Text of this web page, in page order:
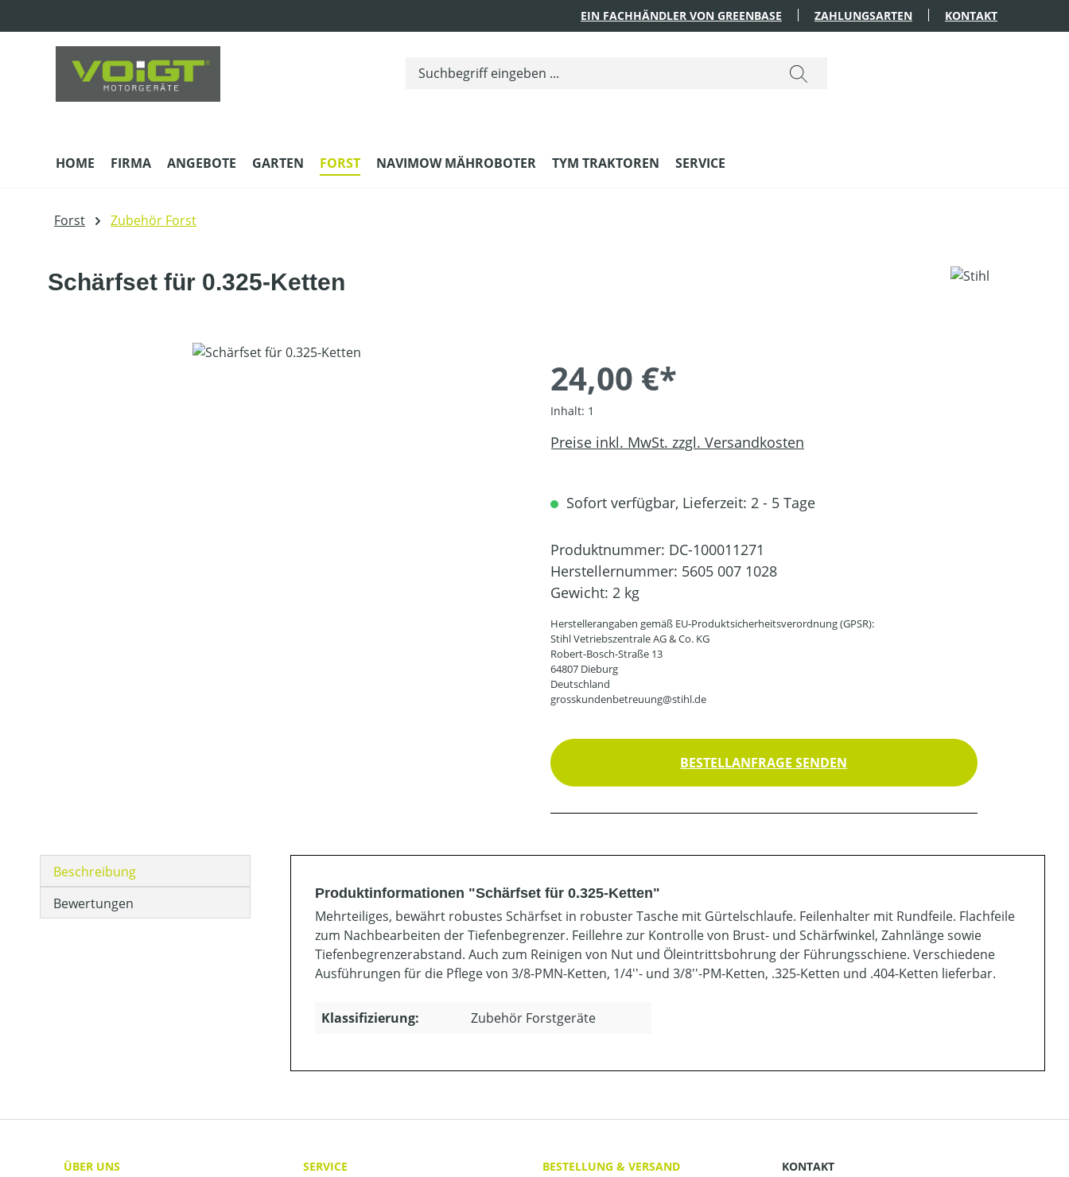
EIN FACHHÄNDLER VON GREENBASE ZAHLUNGSARTEN KONTAKT
HOME FIRMA ANGEBOTE GARTEN FORST NAVIMOW MÄHROBOTER TYM TRAKTOREN SERVICE
Forst Zubehör Forst
Schärfset für 0.325-Ketten
Bildergalerie überspringen
24,00 €*
Inhalt: 1
Preise inkl. MwSt. zzgl. Versandkosten
Sofort verfügbar, Lieferzeit: 2 - 5 Tage
Produktnummer: DC-100011271
Herstellernummer: 5605 007 1028
Gewicht: 2 kg
Herstellerangaben gemäß EU-Produktsicherheitsverordnung (GPSR):
Stihl Vetriebszentrale AG & Co. KG
Robert-Bosch-Straße 13
64807 Dieburg
Deutschland
grosskundenbetreuung@stihl.de
BESTELLANFRAGE SENDEN
Beschreibung
Bewertungen
Produktinformationen "Schärfset für 0.325-Ketten"
Mehrteiliges, bewährt robustes Schärfset in robuster Tasche mit Gürtelschlaufe. Feilenhalter mit Rundfeile. Flachfeile
zum Nachbearbeiten der Tiefenbegrenzer. Feillehre zur Kontrolle von Brust- und Schärfwinkel, Zahnlänge sowie
Tiefenbegrenzerabstand. Auch zum Reinigen von Nut und Öleintrittsbohrung der Führungsschiene. Verschiedene
Ausführungen für die Pflege von 3/8-PMN-Ketten, 1/4''- und 3/8''-PM-Ketten, .325-Ketten und .404-Ketten lieferbar.
Klassifizierung: Zubehör Forstgeräte
ÜBER UNS
SERVICE
BESTELLUNG & VERSAND
KONTAKT